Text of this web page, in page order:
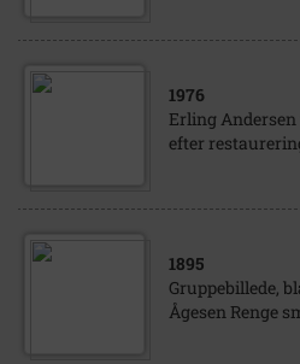
1976
Erling Andersen
efter
1895
Gruppebillede,
Ågesen Renge